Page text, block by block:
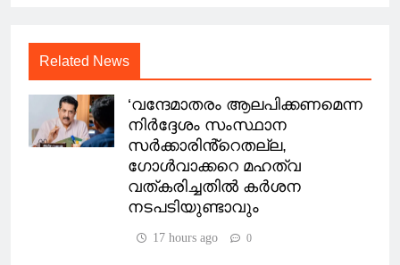
Related News
‘വന്ദേമാതരം ആലപിക്കണമെന്ന
നിർദ്ദേശം സംസ്ഥാന
സർക്കാരിൻ്റെതല്ല,
ഗോൾവാക്കറെ മഹത്വ
വത്കരിച്ചതിൽ കർശന
നടപടിയുണ്ടാവും
17 hours ago 0